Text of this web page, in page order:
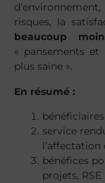
risques, la
beaucoup
« pansements
plus saine ».
En résumé :
service
l’affectation
bénéfices
projets,